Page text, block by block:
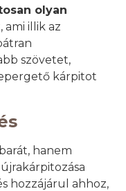
olyan
ami illik az
szövetet,
kárpitot
hanem
hozzájárul ahhoz,